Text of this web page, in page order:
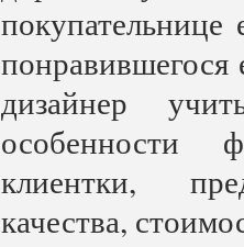
покупательнице
понравившегося
дизайнер
особенности
клиентки,
качества,